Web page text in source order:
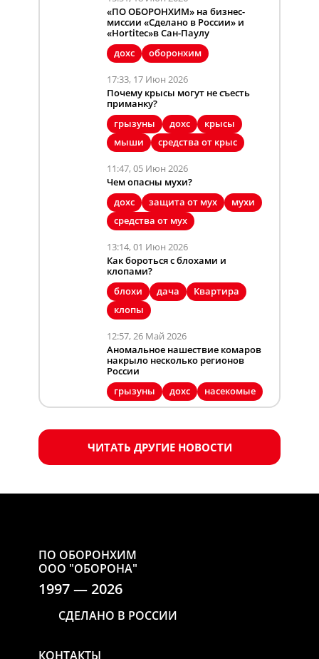
«ПО ОБОРОНХИМ» на бизнес-
миссии «Сделано в России» и
«Hortitec»в Сан-Паулу
дохс
оборонхим
17:33, 17 Июн 2026
Почему крысы могут не съесть
приманку?
грызуны
дохс
крысы
мыши
средства от крыс
11:47, 05 Июн 2026
Чем опасны мухи?
дохс
защита от мух
мухи
средства от мух
13:14, 01 Июн 2026
Как бороться с блохами и
клопами?
блохи
дача
Квартира
клопы
12:57, 26 Май 2026
Аномальное нашествие комаров
накрыло несколько регионов
России
грызуны
дохс насекомые
ЧИТАТЬ ДРУГИЕ НОВОСТИ
ПО ОБОРОНХИМ
ООО "ОБОРОНА"
1997 — 2026
СДЕЛАНО В РОССИИ
КОНТАКТЫ